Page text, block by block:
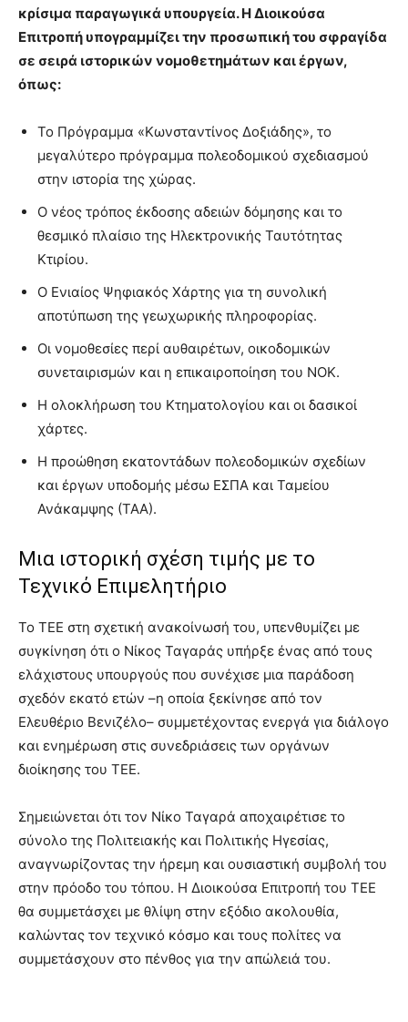
κρίσιμα παραγωγικά υπουργεία. Η Διοικούσα
Επιτροπή υπογραμμίζει την προσωπική του σφραγίδα
σε σειρά ιστορικών νομοθετημάτων και έργων,
όπως:
Το Πρόγραμμα «Κωνσταντίνος Δοξιάδης», το
μεγαλύτερο πρόγραμμα πολεοδομικού σχεδιασμού
στην ιστορία της χώρας.
Ο νέος τρόπος έκδοσης αδειών δόμησης και το
θεσμικό πλαίσιο της Ηλεκτρονικής Ταυτότητας
Κτιρίου.
Ο Ενιαίος Ψηφιακός Χάρτης για τη συνολική
αποτύπωση της γεωχωρικής πληροφορίας.
Οι νομοθεσίες περί αυθαιρέτων, οικοδομικών
συνεταιρισμών και η επικαιροποίηση του ΝΟΚ.
Η ολοκλήρωση του Κτηματολογίου και οι δασικοί
χάρτες.
Η προώθηση εκατοντάδων πολεοδομικών σχεδίων
και έργων υποδομής μέσω ΕΣΠΑ και Ταμείου
Ανάκαμψης (ΤΑΑ).
Μια ιστορική σχέση τιμής με το
Τεχνικό Επιμελητήριο
Το ΤΕΕ στη σχετική ανακοίνωσή του, υπενθυμίζει με
συγκίνηση ότι ο Νίκος Ταγαράς υπήρξε ένας από τους
ελάχιστους υπουργούς που συνέχισε μια παράδοση
σχεδόν εκατό ετών –η οποία ξεκίνησε από τον
Ελευθέριο Βενιζέλο– συμμετέχοντας ενεργά για διάλογο
και ενημέρωση στις συνεδριάσεις των οργάνων
διοίκησης του ΤΕΕ.
Σημειώνεται ότι τον Νίκο Ταγαρά αποχαιρέτισε το
σύνολο της Πολιτειακής και Πολιτικής Ηγεσίας,
αναγνωρίζοντας την ήρεμη και ουσιαστική συμβολή του
στην πρόοδο του τόπου. Η Διοικούσα Επιτροπή του ΤΕΕ
θα συμμετάσχει με θλίψη στην εξόδιο ακολουθία,
καλώντας τον τεχνικό κόσμο και τους πολίτες να
συμμετάσχουν στο πένθος για την απώλειά του.